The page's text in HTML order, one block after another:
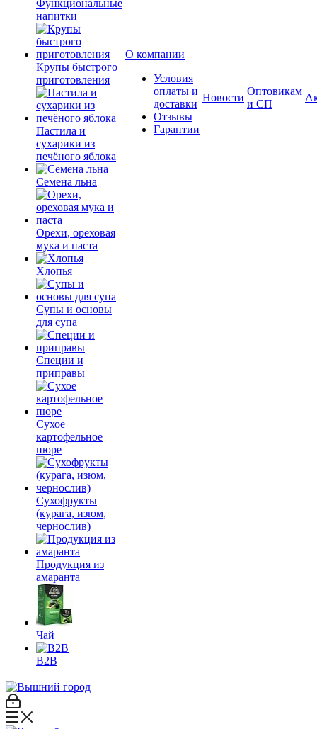
Функциональные
напитки
Крупы быстрого
приготовления
Пастила и
сухарики из
печёного яблока
Семена льна
Орехи, ореховая
мука и паста
Хлопья
Супы и основы
для супа
Специи и
приправы
Сухое
картофельное
пюре
Сухофрукты
(курага, изюм,
чернослив)
Продукция из
амаранта
Чай
B2B
О компании
Условия
оплаты и
доставки
Отзывы
Гарантии
Новости
Оптовикам
и СП